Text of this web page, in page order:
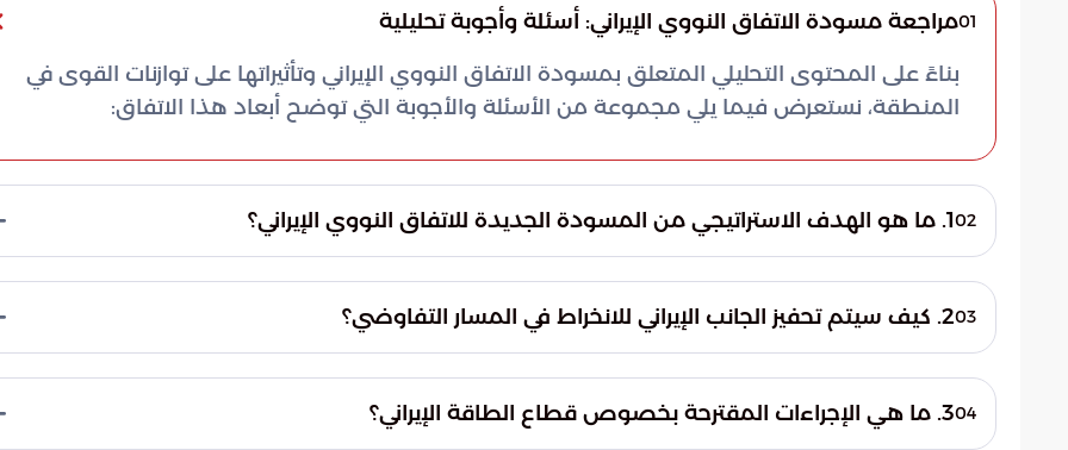
01مراجعة مسودة الاتفاق النووي الإيراني: أسئلة وأجوبة تحليلية
بناءً على المحتوى التحليلي المتعلق بمسودة الاتفاق النووي الإيراني وتأثيراتها على توازنات القوى في
المنطقة، نستعرض فيما يلي مجموعة من الأسئلة والأجوبة التي توضح أبعاد هذا الاتفاق:
021. ما هو الهدف الاستراتيجي من المسودة الجديدة للاتفاق النووي الإيراني؟
الاتفاق إلى إنهاء سنوات من الركود الدبلوماسي وتخفيف الضغوط الاقتصادية التي أثرت سلباً على
استقرار منطقة الشرق الأوسط وتوازن القوى فيها.
032. كيف سيتم تحفيز الجانب الإيراني للانخراط في المسار التفاوضي؟
الخطوات إلى تخفيف الأزمات المعيشية في إيران مقابل تقديم التزامات تقنية وأمنية صارمة تضمن
سلمية النشاط النووي وتحت الرقابة الدولية.
043. ما هي الإجراءات المقترحة بخصوص قطاع الطاقة الإيراني؟